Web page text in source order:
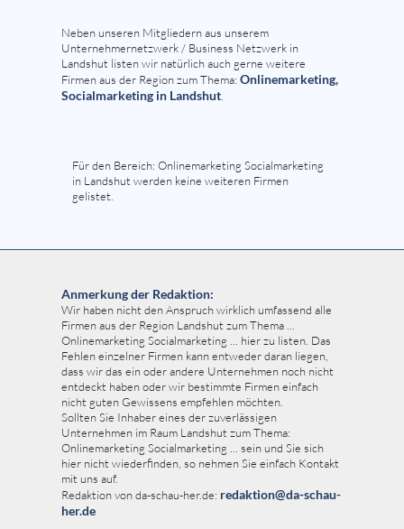
Neben unseren Mitgliedern aus unserem
Unternehmernetzwerk / Business Netzwerk in
Landshut listen wir natürlich auch gerne weitere
Firmen aus der Region zum Thema: Onlinemarketing,
Socialmarketing in Landshut.
Für den Bereich: Onlinemarketing Socialmarketing
in Landshut werden keine weiteren Firmen
gelistet.
Anmerkung der Redaktion:
Wir haben nicht den Anspruch wirklich umfassend alle
Firmen aus der Region Landshut zum Thema ...
Onlinemarketing Socialmarketing ... hier zu listen. Das
Fehlen einzelner Firmen kann entweder daran liegen,
dass wir das ein oder andere Unternehmen noch nicht
entdeckt haben oder wir bestimmte Firmen einfach
nicht guten Gewissens empfehlen möchten.
Sollten Sie Inhaber eines der zuverlässigen
Unternehmen im Raum Landshut zum Thema:
Onlinemarketing Socialmarketing ... sein und Sie sich
hier nicht wiederfinden, so nehmen Sie einfach Kontakt
mit uns auf.
Redaktion von da-schau-her.de: redaktion@da-schau-
her.de